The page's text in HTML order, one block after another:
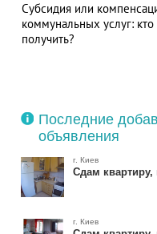
Субсидия или
коммунальных услуг:
получить?
Последние
объявления
г. Киев
Сдам квартиру,
г. Киев